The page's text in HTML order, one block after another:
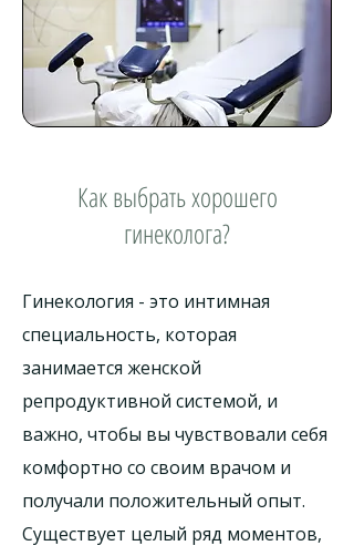
Как выбрать хорошего
гинеколога?
Гинекология - это интимная
специальность, которая
занимается женской
репродуктивной системой, и
важно, чтобы вы чувствовали себя
комфортно со своим врачом и
получали положительный опыт.
Существует целый ряд моментов,